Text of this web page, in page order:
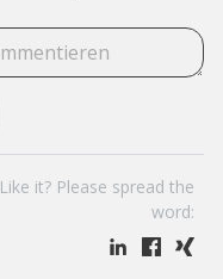
Like it? Please spread the
word: